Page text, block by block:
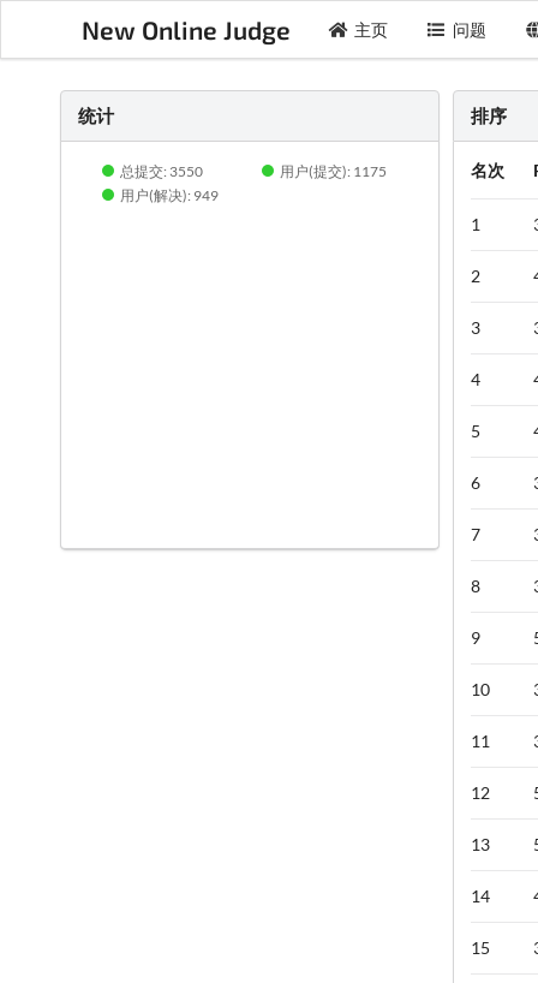
New Online Judge 主页 问题
统计
总提交: 3550
用户(提交): 1175
用户(解决): 949
排序
名次
1
2
3
4
5
6
7
8
9
10
11
12
13
14
15